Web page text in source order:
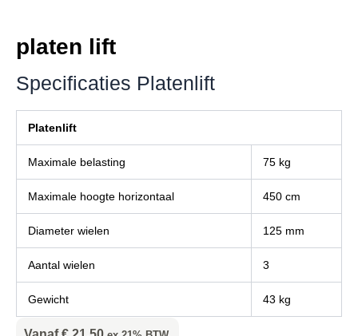
platen lift
Specificaties Platenlift
Platenlift
Maximale belasting 75 kg
Maximale hoogte horizontaal 450 cm
Diameter wielen 125 mm
Aantal wielen 3
Gewicht 43 kg